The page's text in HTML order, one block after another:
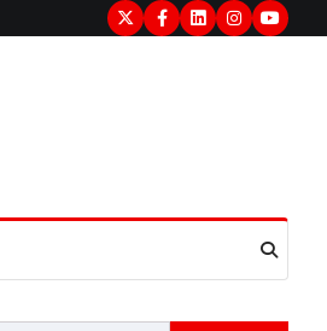
TwitterFacebook
LinkedInInstagram